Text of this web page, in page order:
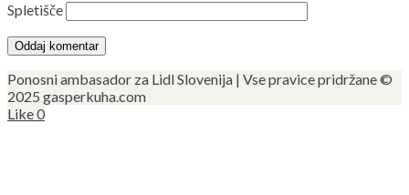
Spletišče
Ponosni ambasador za Lidl Slovenija | Vse pravice pridržane ©
2025 gasperkuha.com
Like0